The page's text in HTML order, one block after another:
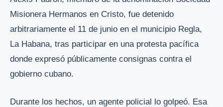
Misionera Hermanos en Cristo, fue detenido
arbitrariamente el 11 de junio en el municipio Regla,
La Habana, tras participar en una protesta pacífica
donde expresó públicamente consignas contra el
gobierno cubano.
Durante los hechos, un agente policial lo golpeó. Esa